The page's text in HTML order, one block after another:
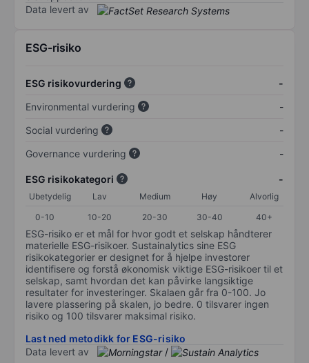
Data levert av
ESG-risiko
ESG risikovurdering
-
Environmental vurdering
-
Social vurdering
-
Governance vurdering
-
ESG risikokategori -
Ubetydelig Lav Medium Høy
Alvorlig
0-10
10-20 20-30 30-40 40+
ESG-risiko er et mål for hvor godt et selskap håndterer
materielle ESG-risikoer. Sustainalytics sine ESG
risikokategorier er designet for å hjelpe investorer
identifisere og forstå økonomisk viktige ESG-risikoer til et
selskap, samt hvordan det kan påvirke langsiktige
resultater for investeringer. Skalaen går fra 0-100. Jo
lavere plassering på skalen, jo bedre. 0 tilsvarer ingen
risiko og 100 tilsvarer maksimal risiko.
Last ned metodikk for ESG-risiko
Data levert av
/